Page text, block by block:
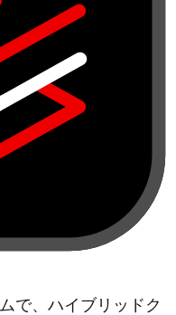
で、ハイブリッドク